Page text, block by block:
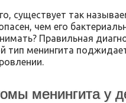
существует так
чем его
Правильная
тип менингита
менингита у